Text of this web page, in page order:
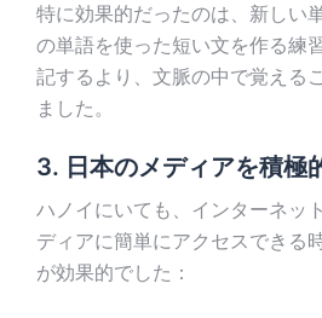
特に効果的だったのは、新しい
の単語を使った短い文を作る練
記するより、文脈の中で覚える
ました。
3. 日本のメディアを積極
ハノイにいても、インターネッ
ディアに簡単にアクセスできる
が効果的でした：